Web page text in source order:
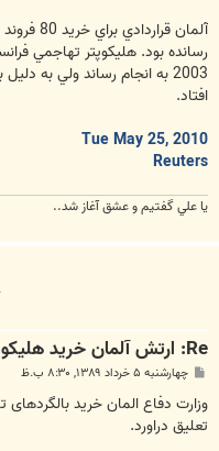
رسانده بود. هليكوپتر تهاجمي
2003 به انجام رساند ولي به
افتاد.
Tue May 25, 2010
Reuters
يا علي گفتيم و عشق آغاز شد..
Re: ارتش آلمان خريد هليكوپترهاي تايگر را متوقف كرد
س
ت
چهارشنبه ۵ خرداد ۱۳۸۹, ۸:۳۰ ب.ظ
وزارت دفاع المان خرید
تعلیق دراورد.